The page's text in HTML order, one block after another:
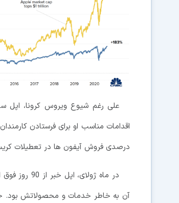
علی رغم شیوع ویروس کرونا، اپل
درصدی فروش آیفون ها در تعطیلات
آن به خاطر خدمات و محصولاتش بود.